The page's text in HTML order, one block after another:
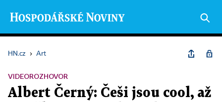
HN.cz › Art
VIDEOROZHOVOR
Albert Černý: Češi jsou cool, až